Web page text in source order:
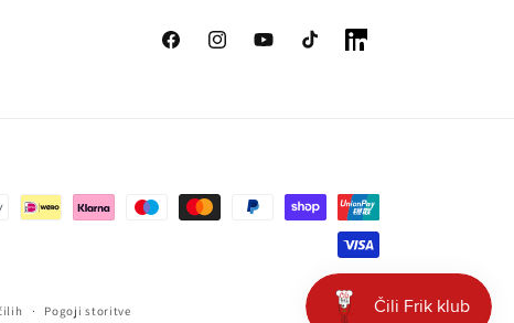
FacebookInstagramYouTubeTikTok LinkedIn
Pogoji storitve